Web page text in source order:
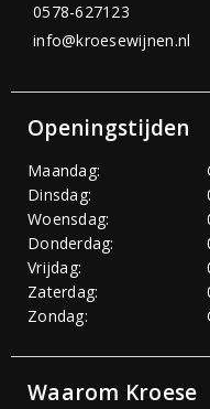
0578-627123
info@kroesewijnen.nl
Openingstijden
Maandag:
Dinsdag:
Woensdag:
Donderdag:
Vrijdag:
Zaterdag:
Zondag:
Waarom Kroese